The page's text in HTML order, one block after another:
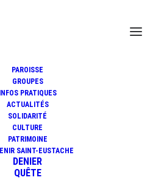
PAROISSE
GROUPES
INFOS PRATIQUES
ACTUALITÉS
SOLIDARITÉ
CULTURE
PATRIMOINE
SAINT-EUSTACHE
DENIER
QUÊTE
du mardi
de Pâques
avril 2020